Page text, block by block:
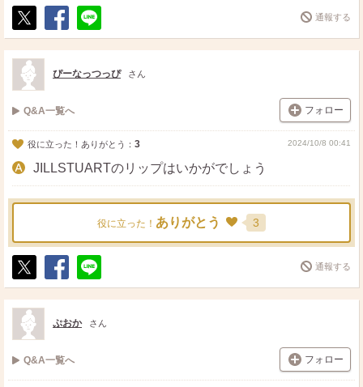
ポ
ス
ト
シ
ェ
送
る
通報する
ぴーなっつっぴ さん
Q&A一覧へ フォロー
役に立った！ありがとう： 3 2024/10/8 00:41
JILLSTUARTのリップはいかがでしょう
役に立った！ ありがとう 3
ポ
ス
ト
シ
ェ
送
る
通報する
ぷおか さん
Q&A一覧へ フォロー